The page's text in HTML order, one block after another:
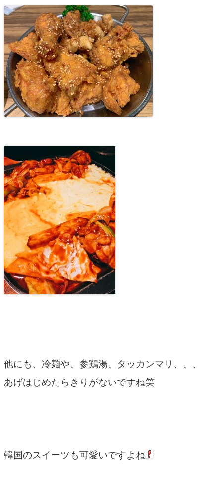
他にも、冷麺や、参鶏湯、タッカンマリ、、、
あげはじめたらきりがないですね笑
韓国のスイーツも可愛いですよね